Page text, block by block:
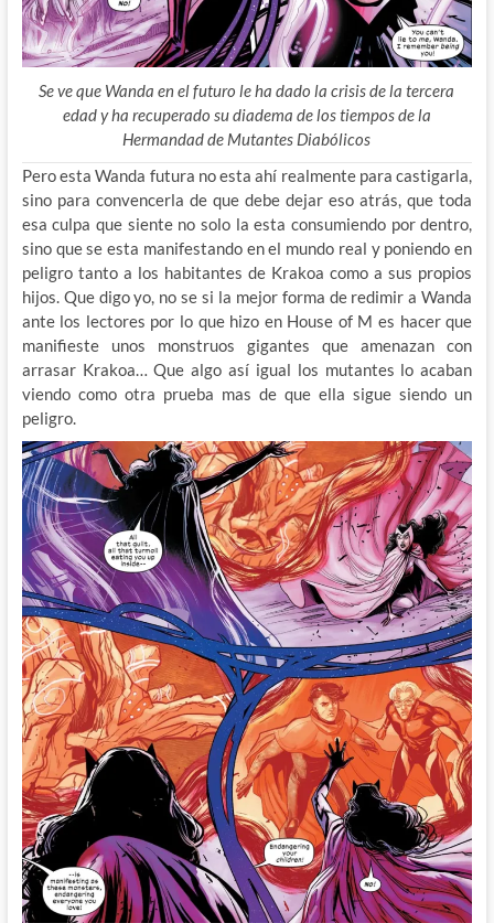
Se ve que Wanda en el futuro le ha dado la crisis de la tercera
edad y ha recuperado su diadema de los tiempos de la
Hermandad de Mutantes Diabólicos
Pero esta Wanda futura no esta ahí realmente para castigarla,
sino para convencerla de que debe dejar eso atrás, que toda
esa culpa que siente no solo la esta consumiendo por dentro,
sino que se esta manifestando en el mundo real y poniendo en
peligro tanto a los habitantes de Krakoa como a sus propios
hijos. Que digo yo, no se si la mejor forma de redimir a Wanda
ante los lectores por lo que hizo en House of M es hacer que
manifieste unos monstruos gigantes que amenazan con
arrasar Krakoa… Que algo así igual los mutantes lo acaban
viendo como otra prueba mas de que ella sigue siendo un
peligro.